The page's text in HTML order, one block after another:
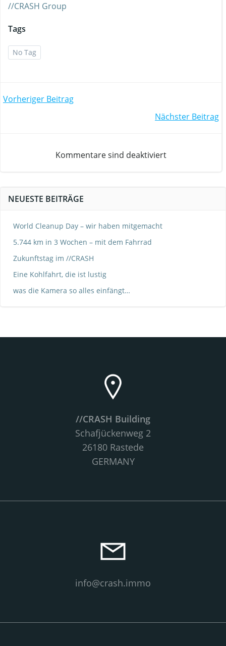
//CRASH Group
Tags
No Tag
Beitrags-
Vorheriger Beitrag
Navigation
Nächster Beitrag
Kommentare sind deaktiviert
NEUESTE BEITRÄGE
World Cleanup Day – wir haben mitgemacht
5.744 km in 3 Wochen – mit dem Fahrrad
Zukunftstag im //CRASH
Eine Kohlfahrt, die ist lustig
was die Kamera so alles einfängt…
//CRASH Building
Schafjückenweg 2
26180 Rastede
GERMANY
info@crash.immo